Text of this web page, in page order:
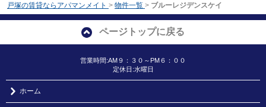
戸塚の賃貸ならアパマンメイト > 物件一覧 > ブルーレジデンスケイ
ページトップに戻る
営業時間:AM９：３０～PM６：００
定休日:水曜日
ホーム